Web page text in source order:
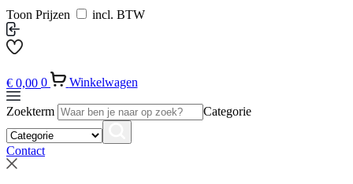
Toon Prijzen incl. BTW
€ 0,00 0 Winkelwagen
Zoekterm Categorie
Contact